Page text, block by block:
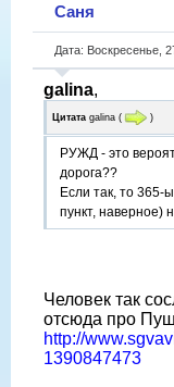
Саня
Дата: Воскресенье,
galina,
Цитата galina ( )
РУЖД - это
дорога??
Если так, то 365-
пункт, наверное)
Человек так
отсюда про
http://
1390847473